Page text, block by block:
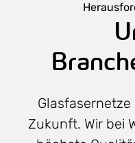
Zukunft. Wir bei